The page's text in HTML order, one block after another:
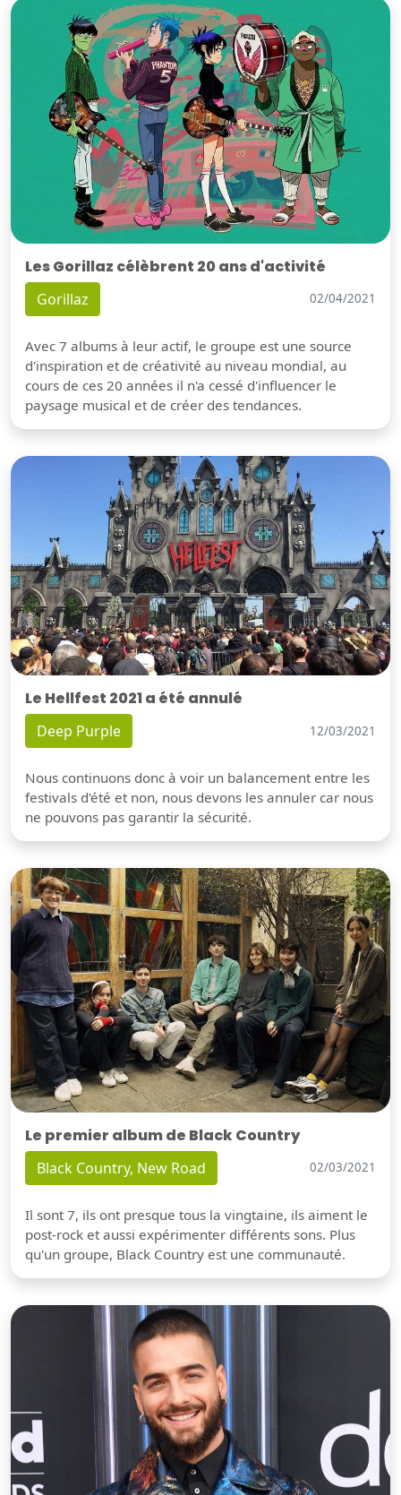
Les Gorillaz célèbrent 20 ans d'activité
Gorillaz 02/04/2021
Avec 7 albums à leur actif, le groupe est une source
d'inspiration et de créativité au niveau mondial, au
cours de ces 20 années il n'a cessé d'influencer le
paysage musical et de créer des tendances.
Le Hellfest 2021 a été annulé
Deep Purple 12/03/2021
Nous continuons donc à voir un balancement entre les
festivals d'été et non, nous devons les annuler car nous
ne pouvons pas garantir la sécurité.
Le premier album de Black Country
Black Country, New Road 02/03/2021
Il sont 7, ils ont presque tous la vingtaine, ils aiment le
post-rock et aussi expérimenter différents sons. Plus
qu'un groupe, Black Country est une communauté.